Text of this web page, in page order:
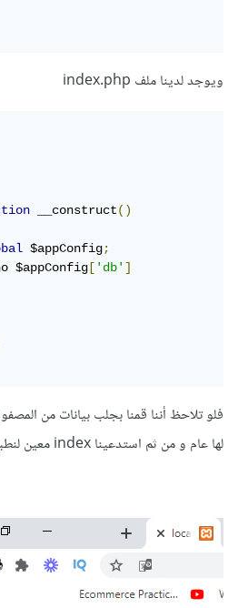
ويوجد لدينا ملف index.php
__construct()
$appConfig;
$appConfig
['db']
فلو تلاحظ أننا قمنا بجلب بيانات من
لها عام و من ثم استدعينا index معين لنطبع نتيجته.